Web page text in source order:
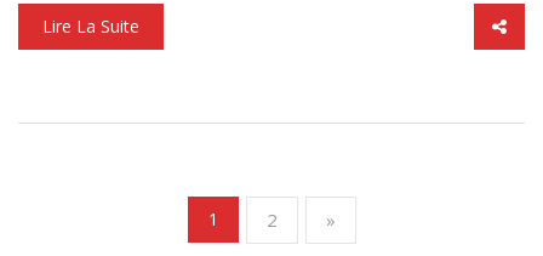
Lire La Suite
1 (current)
2 »